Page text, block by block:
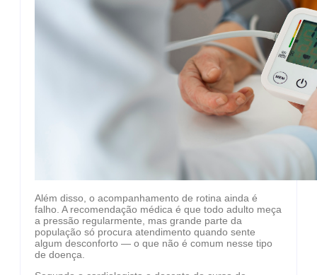
Além disso, o acompanhamento de rotina ainda é
falho. A recomendação médica é que todo adulto meça
a pressão regularmente, mas grande parte da
população só procura atendimento quando sente
algum desconforto — o que não é comum nesse tipo
de doença.